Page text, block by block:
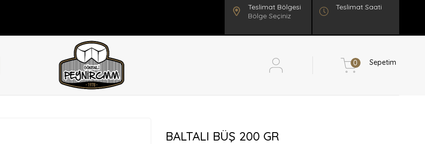
Bölge Seçiniz
Teslimat Saati
Sepetim
0
BALTALI BÜŞ 200 GR